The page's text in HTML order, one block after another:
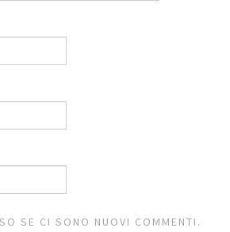
SE CI SONO NUOVI COMMENTI.